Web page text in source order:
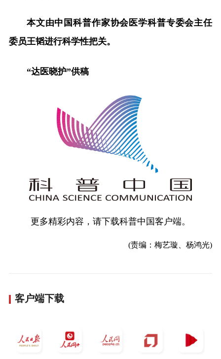
本文由中国科普作家协会医学科普专委会主任
委员王韬进行科学性把关。
“达医晓护”供稿
更多精彩内容，请下载科普中国客户端。
(责编：梅艺璇、杨鸿光)
客户端下载